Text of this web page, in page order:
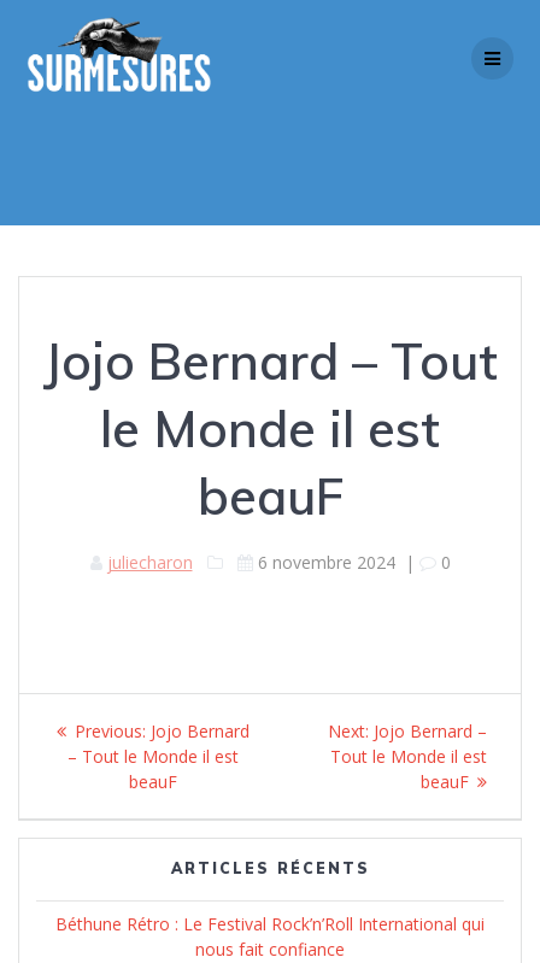
Jojo Bernard – Tout
le Monde il est
beauF
juliecharon 6 novembre 2024| 0
Navigation
l’article
Previous: Previous
post:
Jojo Bernard
– Tout le Monde il est
beauF
Next: Next
post:
Jojo Bernard –
Tout le Monde il est
beauF
ARTICLES RÉCENTS
Béthune Rétro : Le Festival Rock’n’Roll International qui
nous fait confiance